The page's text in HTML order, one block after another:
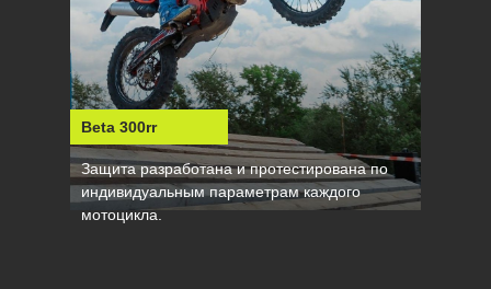
Защита разработана и протестирована по
индивидуальным параметрам каждого
мотоцикла.
Beta 300rr